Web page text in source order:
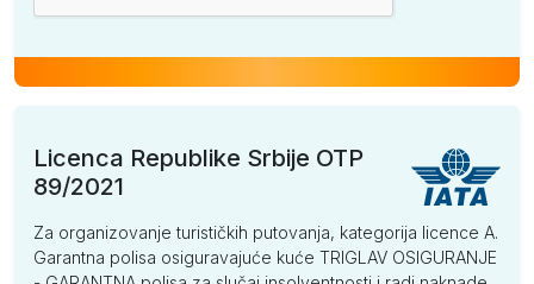
Licenca Republike Srbije OTP
89/2021
Za organizovanje turističkih putovanja, kategorija licence A.
Garantna polisa osiguravajuće kuće TRIGLAV OSIGURANJE